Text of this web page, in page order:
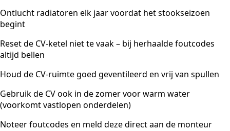
Ontlucht radiatoren elk jaar voordat het stookseizoen
begint
Reset de CV-ketel niet te vaak – bij herhaalde foutcodes
altijd bellen
Houd de CV-ruimte goed geventileerd en vrij van spullen
Gebruik de CV ook in de zomer voor warm water
(voorkomt vastlopen onderdelen)
Noteer foutcodes en meld deze direct aan de monteur